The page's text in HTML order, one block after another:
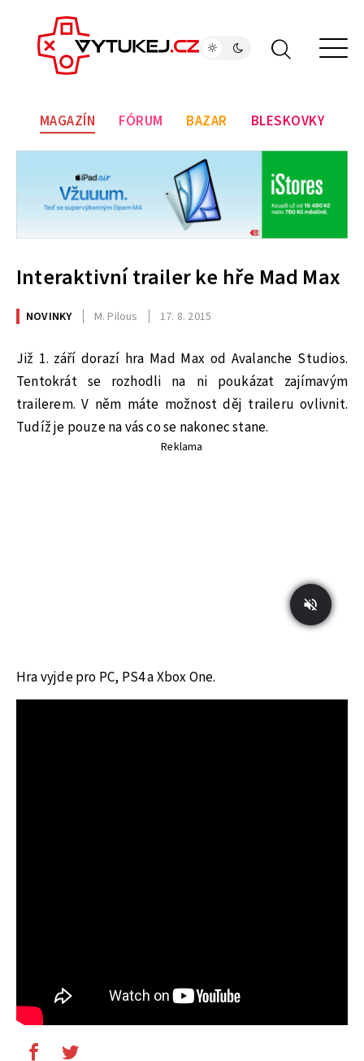
MAGAZÍN FÓRUM BAZAR BLESKOVKY
Interaktivní trailer ke hře Mad Max
NOVINKY M. Pilous 17. 8. 2015
Již 1. září dorazí hra Mad Max od Avalanche Studios.
Tentokrát se rozhodli na ni poukázat zajímavým
trailerem. V něm máte možnost děj traileru ovlivnit.
Tudíž je pouze na vás co se nakonec stane.
Reklama
Hra vyjde pro PC, PS4 a Xbox One.